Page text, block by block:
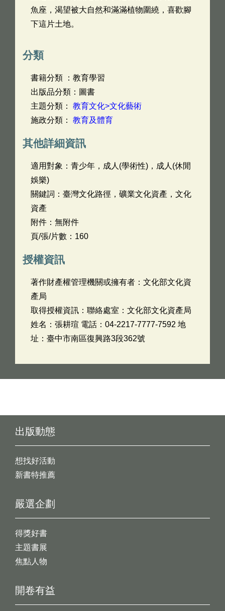
魚座，渴望被大自然和滿滿植物圍繞，喜歡腳
下這片土地。
分類
書籍分類 ：教育學習
出版品分類：圖書
主題分類： 教育文化>文化藝術
施政分類： 教育及體育
其他詳細資訊
適用對象：青少年，成人(學術性)，成人(休閒
娛樂)
關鍵詞：臺灣文化路徑，礦業文化資產，文化
資產
附件：無附件
頁/張/片數：160
授權資訊
著作財產權管理機關或擁有者：文化部文化資
產局
取得授權資訊：聯絡處室：文化部文化資產局
姓名：張耕瑄 電話：04-2217-7777-7592 地
址：臺中市南區復興路3段362號
出版動態
想找好活動
新書特推薦
開卷有益
嚴選企劃
得獎好書
主題書展
焦點人物